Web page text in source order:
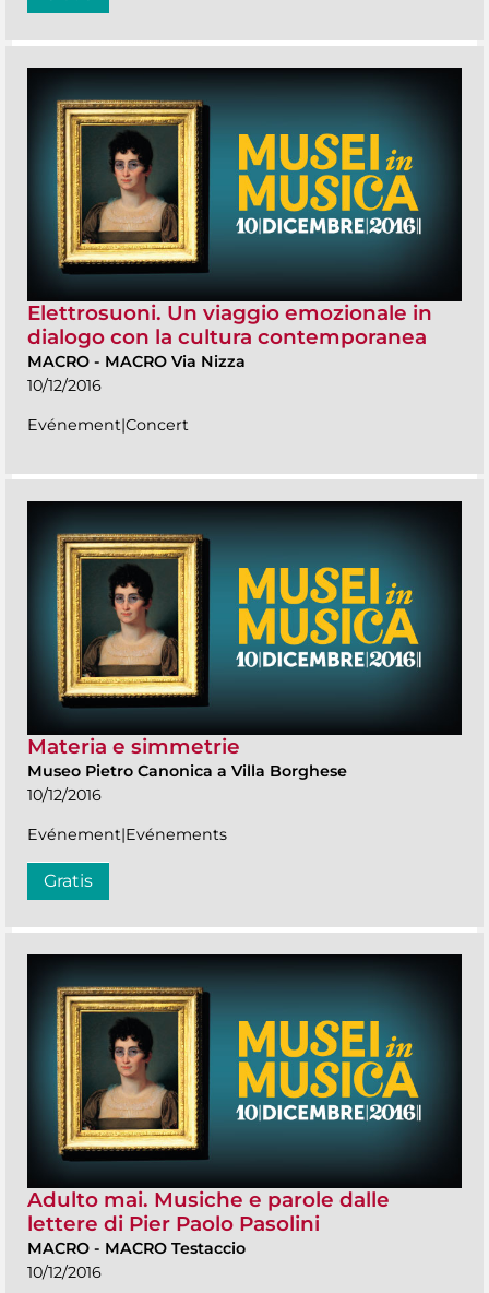
Elettrosuoni. Un viaggio emozionale in
dialogo con la cultura contemporanea
MACRO - MACRO Via Nizza
10/12/2016
Evénement|Concert
Materia e simmetrie
Museo Pietro Canonica a Villa Borghese
10/12/2016
Evénement|Evénements
Gratis
Adulto mai. Musiche e parole dalle
lettere di Pier Paolo Pasolini
MACRO - MACRO Testaccio
10/12/2016